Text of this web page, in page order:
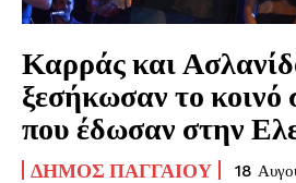
Καρράς και
ξεσήκωσαν το κοινό
που έδωσαν στην
ΔΉΜΟΣ ΠΑΓΓΑΊΟΥ 18